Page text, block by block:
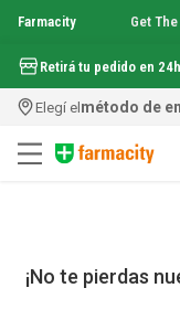
Farmacity Get
Retirá tu pedido en
Elegí elmétodo de
¡No te pierdas
garnier toque seco
. mela b3